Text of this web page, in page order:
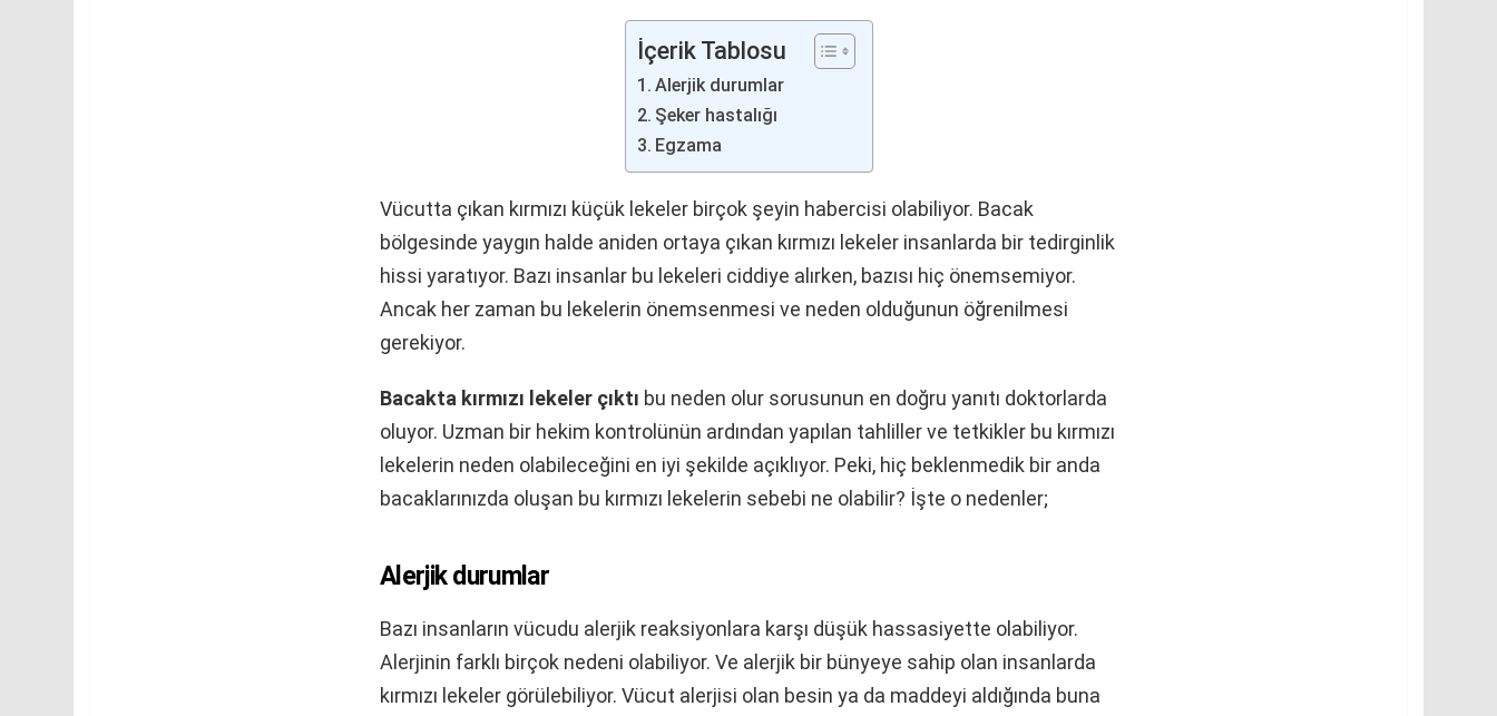
İçerik Tablosu
Alerjik durumlar
Şeker hastalığı
Egzama
Vücutta çıkan kırmızı küçük lekeler birçok şeyin habercisi olabiliyor. Bacak
bölgesinde yaygın halde aniden ortaya çıkan kırmızı lekeler insanlarda bir tedirginlik
hissi yaratıyor. Bazı insanlar bu lekeleri ciddiye alırken, bazısı hiç önemsemiyor.
Ancak her zaman bu lekelerin önemsenmesi ve neden olduğunun öğrenilmesi
gerekiyor.
Bacakta kırmızı lekeler çıktı bu neden olur sorusunun en doğru yanıtı doktorlarda
oluyor. Uzman bir hekim kontrolünün ardından yapılan tahliller ve tetkikler bu kırmızı
lekelerin neden olabileceğini en iyi şekilde açıklıyor. Peki, hiç beklenmedik bir anda
bacaklarınızda oluşan bu kırmızı lekelerin sebebi ne olabilir? İşte o nedenler;
Alerjik durumlar
Bazı insanların vücudu alerjik reaksiyonlara karşı düşük hassasiyette olabiliyor.
Alerjinin farklı birçok nedeni olabiliyor. Ve alerjik bir bünyeye sahip olan insanlarda
kırmızı lekeler görülebiliyor. Vücut alerjisi olan besin ya da maddeyi aldığında buna